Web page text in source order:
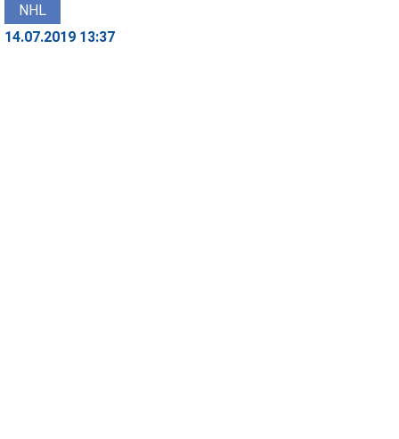
NHL
14.07.2019 13:37